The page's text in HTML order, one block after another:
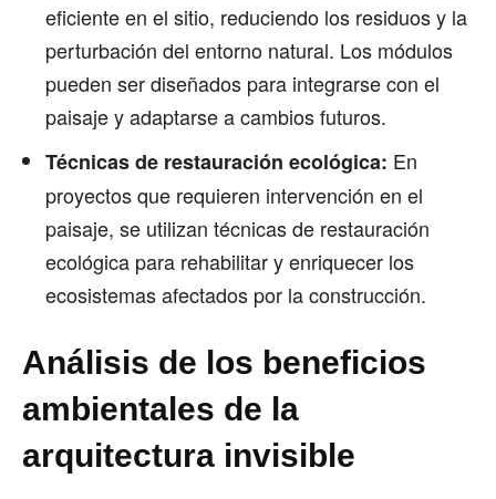
eficiente en el sitio, reduciendo los residuos y la
perturbación del entorno natural. Los módulos
pueden ser diseñados para integrarse con el
paisaje y adaptarse a cambios futuros.
Técnicas de restauración ecológica: En
proyectos que requieren intervención en el
paisaje, se utilizan técnicas de restauración
ecológica para rehabilitar y enriquecer los
ecosistemas afectados por la construcción.
Análisis de los beneficios
ambientales de la
arquitectura invisible